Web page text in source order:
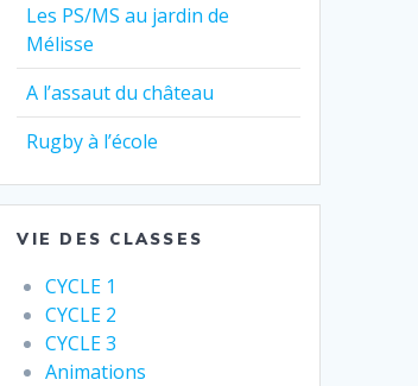
Les PS/MS au jardin de
Mélisse
A l’assaut du château
Rugby à l’école
VIE DES CLASSES
CYCLE 1
CYCLE 2
CYCLE 3
Animations